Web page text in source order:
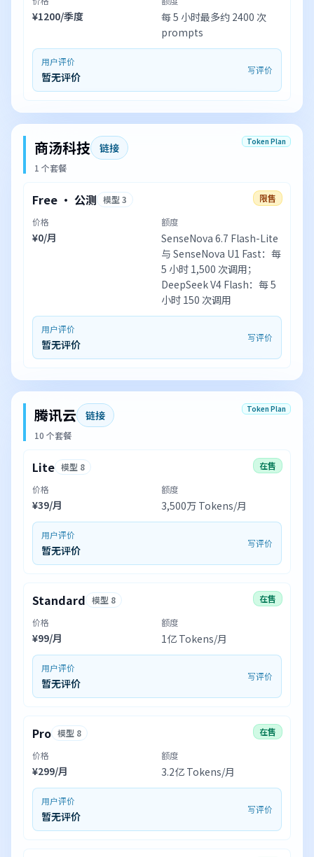
¥1200/季度
每 5 小时最多约 2400 次
prompts
用户评价
暂无评价
写评价
商汤科技 链接
1 个套餐
Token Plan
Free · 公测 模型 3
限售
价格
¥0/月
额度
SenseNova 6.7 Flash-Lite
与 SenseNova U1 Fast：每
5 小时 1,500 次调用；
DeepSeek V4 Flash：每 5
小时 150 次调用
用户评价
暂无评价
写评价
腾讯云 链接
10 个套餐
Token Plan
Lite 模型 8
在售
价格
¥39/月
额度
3,500万 Tokens/月
用户评价
暂无评价
写评价
Standard 模型 8
在售
价格
¥99/月
额度
1亿 Tokens/月
用户评价
暂无评价
写评价
Pro 模型 8
在售
价格
¥299/月
额度
3.2亿 Tokens/月
用户评价
暂无评价
写评价